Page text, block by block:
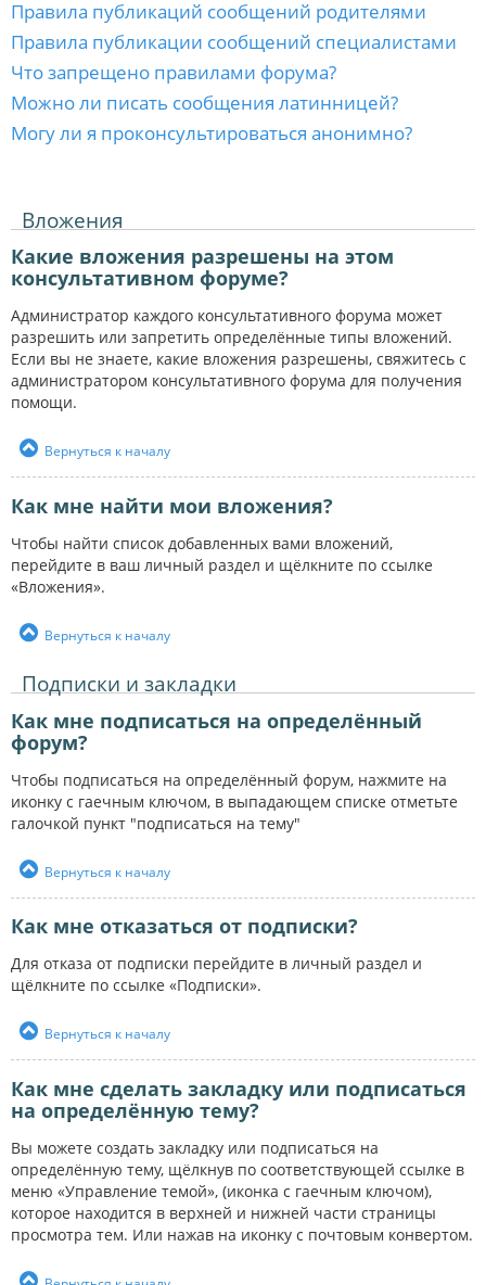
Правила публикаций сообщений родителями
Правила публикации сообщений специалистами
Что запрещено правилами форума?
Можно ли писать сообщения латинницей?
Могу ли я проконсультироваться анонимно?
Вложения
Какие вложения разрешены на этом
консультативном форуме?
Администратор каждого консультативного форума может
разрешить или запретить определённые типы вложений.
Если вы не знаете, какие вложения разрешены, свяжитесь с
администратором консультативного форума для получения
помощи.
Вернуться к началу
Как мне найти мои вложения?
Чтобы найти список добавленных вами вложений,
перейдите в ваш личный раздел и щёлкните по ссылке
«Вложения».
Вернуться к началу
Подписки и закладки
Как мне подписаться на определённый
форум?
Чтобы подписаться на определённый форум, нажмите на
иконку с гаечным ключом, в выпадающем списке отметьте
галочкой пункт "подписаться на тему"
Вернуться к началу
Как мне отказаться от подписки?
Для отказа от подписки перейдите в личный раздел и
щёлкните по ссылке «Подписки».
Вернуться к началу
Как мне сделать закладку или подписаться
на определённую тему?
Вы можете создать закладку или подписаться на
определённую тему, щёлкнув по соответствующей ссылке в
меню «Управление темой», (иконка с гаечным ключом),
которое находится в верхней и нижней части страницы
просмотра тем. Или нажав на иконку с почтовым конвертом.